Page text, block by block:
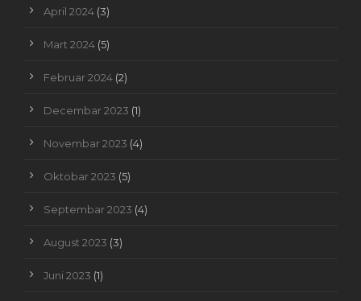
April 2024 (3)
Mart 2024 (5)
Februar 2024 (2)
Decembar 2023 (1)
Novembar 2023 (4)
Oktobar 2023 (5)
Septembar 2023 (4)
August 2023 (3)
Juni 2023 (1)